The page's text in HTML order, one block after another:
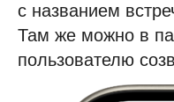
с названием
Там же можно в
пользователю